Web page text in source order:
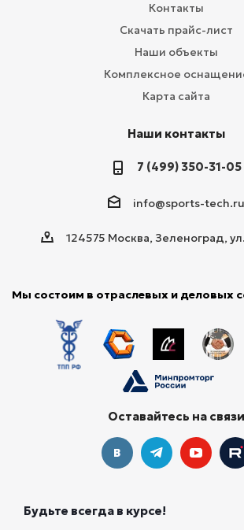
Контакты
Скачать прайс-лист
Наши объекты
Комплексное
Карта сайта
Наши контакты
7 (499) 350-31-05
info@sports-tech.ru
124575 Москва, Зеленоград,
Мы состоим в отраслевых и деловых
Оставайтесь на связи
Будьте всегда в курсе!